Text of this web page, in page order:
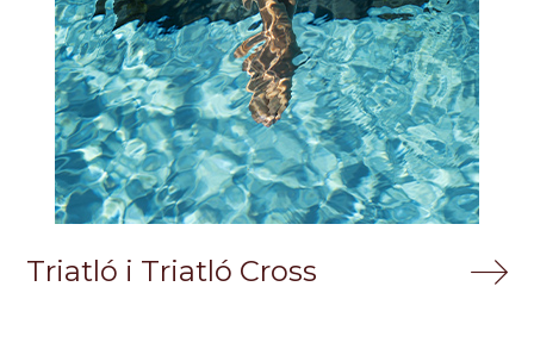
Triatló i Triatló Cross